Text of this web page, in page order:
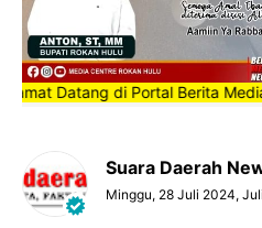
Datang di Portal Berita Media
Suara Daerah
Minggu, 28 Juli 2024,